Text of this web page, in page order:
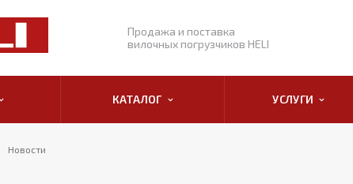
Продажа и поставка
вилочных погрузчиков HELI
КАТАЛОГ УСЛУГИ
Новости